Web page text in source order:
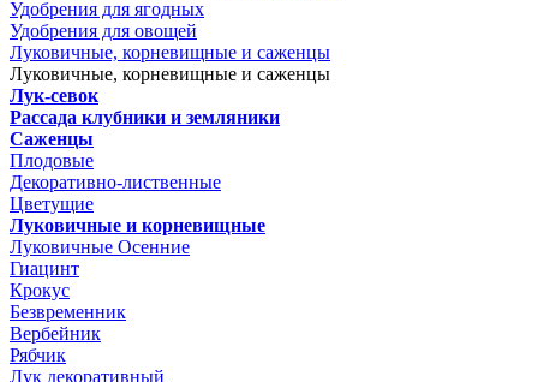
Удобрения для ягодных
Удобрения для овощей
Луковичные, корневищные и саженцы
Луковичные, корневищные и саженцы
Лук-севок
Рассада клубники и земляники
Саженцы
Плодовые
Декоративно-лиственные
Цветущие
Луковичные и корневищные
Луковичные Осенние
Гиацинт
Крокус
Безвременник
Вербейник
Рябчик
Лук декоративный